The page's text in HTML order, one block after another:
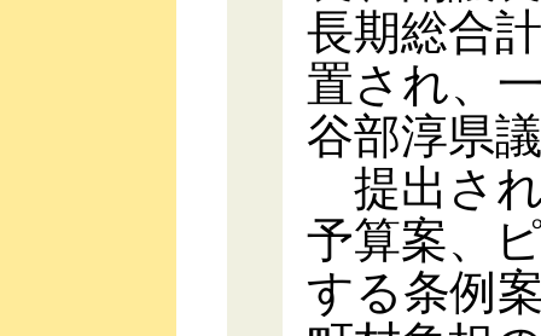
長期総合
置され、
谷部淳県
提出さ
予算案、
する条例